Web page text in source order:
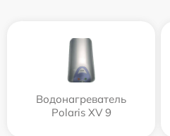
Водонагреватель
Polaris XV 9